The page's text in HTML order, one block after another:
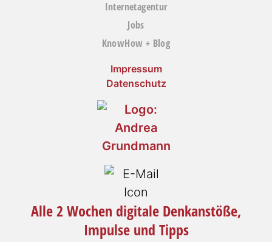
Internetagentur
Jobs
KnowHow + Blog
Impressum
Datenschutz
Alle 2 Wochen digitale Denkanstöße,
Impulse und Tipps